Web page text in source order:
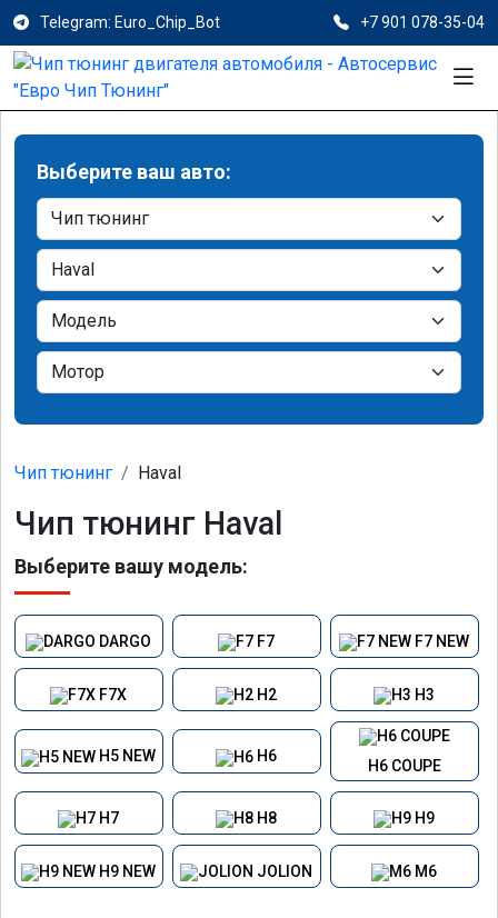
Telegram: Euro_Chip_Bot +7 901 078-35-04
Выберите ваш авто:
Чип тюнинг Haval
Чип тюнинг Haval
Выберите вашу модель:
DARGO F7 F7 NEW
F7X H2 H3
H5 NEW H6
H6 COUPE
H7 H8 H9
H9 NEW JOLION M6